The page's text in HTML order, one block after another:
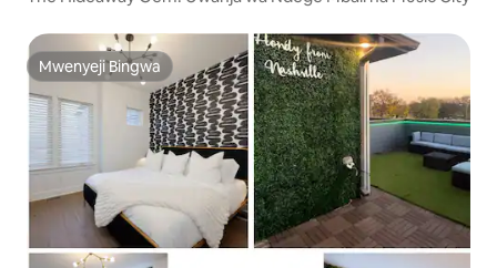
Mwenyeji Bingwa
Mwenyeji Bingwa